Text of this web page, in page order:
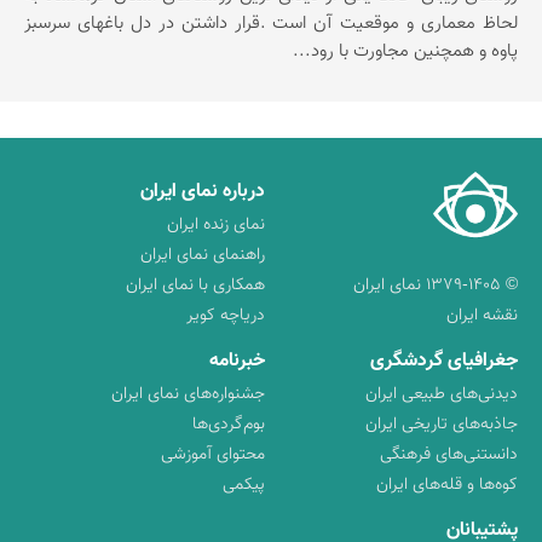
لحاظ معماری و موقعیت آن است .قرار داشتن در دل باغهای سرسبز
پاوه و همچنین مجاورت با رود...
© ۱۳۷۹-۱۴۰۵ نمای ایران
نقشه ایران
درباره نمای ایران
نمای زنده ایران
راهنمای نمای ایران
همکاری با نمای ایران
دریاچه کویر
جغرافیای گردشگری
دیدنی‌های طبیعی ایران
جاذبه‌های تاریخی ایران
دانستنی‌های فرهنگی
کوه‌ها و قله‌های ایران
خبرنامه
جشنواره‌های نمای ایران
بوم‌گردی‌ها
محتوای آموزشی
پیکمی
پشتیبانان